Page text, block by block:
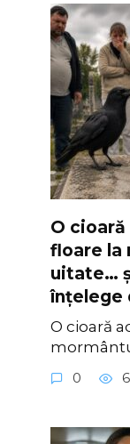
O
floare la
uitate…
înțelege
O cioară
0